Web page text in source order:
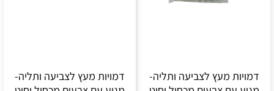
דמויות מעץ לצביעה ותליה-
דמויות מעץ לצביעה ותליה-